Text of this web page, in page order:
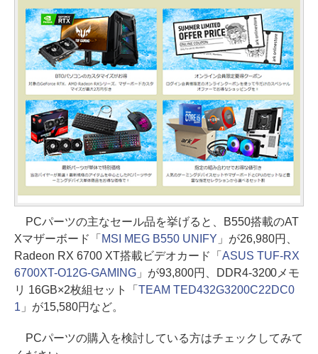
PCパーツの主なセール品を挙げると、B550搭載のAT
Xマザーボード「 MSI MEG B550 UNIFY 」が26,980円、
Radeon RX 6700 XT搭載ビデオカード「 ASUS TUF-RX
6700XT-O12G-GAMING」が93,800円、DDR4-3200メモ
リ 16GB×2枚組セット「 TEAM TED432G3200C22DC0
1 」が15,580円など。
PCパーツの購入を検討している方はチェックしてみて